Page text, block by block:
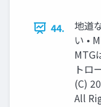
44.
地道
い •
MTG
トロ
(C)
All